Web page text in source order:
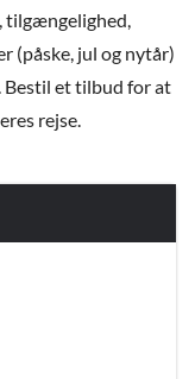
tilgængelighed,
(påske, jul og nytår)
et tilbud for at
rejse.